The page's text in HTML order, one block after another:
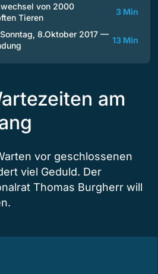
von 2000
Tieren
3 Min
8.Oktober 2017 —
13 Min
am
vor geschlossenen
viel Geduld. Der
Thomas Burgherr will